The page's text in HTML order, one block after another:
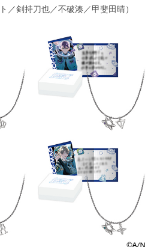
／剣持刀也／不破湊／甲斐田晴）